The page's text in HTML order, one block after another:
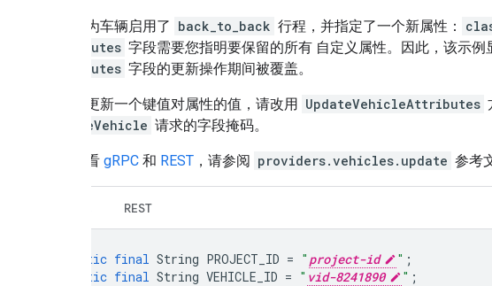
此示例为车辆启用了 back_to_back 行程，并指定了一个新属性：
attributes 字段需要您指明要保留的所有 自定义属性。因此，该示例
attributes 字段的更新操作期间被覆盖。
如需仅更新一个键值对属性的值，请改用 UpdateVehicleAttributes
UpdateVehicle 请求的字段掩码。
如需查看 gRPC 和 REST ，请参阅 providers.vehicles.update 参考
REST
static final String PROJECT_ID = " project-id " ;
static final String VEHICLE_ID = " vid-8241890 " ;